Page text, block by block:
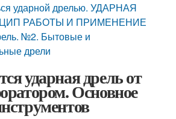
ударной дрелью. УДАРНАЯ
РАБОТЫ И ПРИМЕНЕНИЕ
№2. Бытовые и
дрели
ударная дрель от
Основное